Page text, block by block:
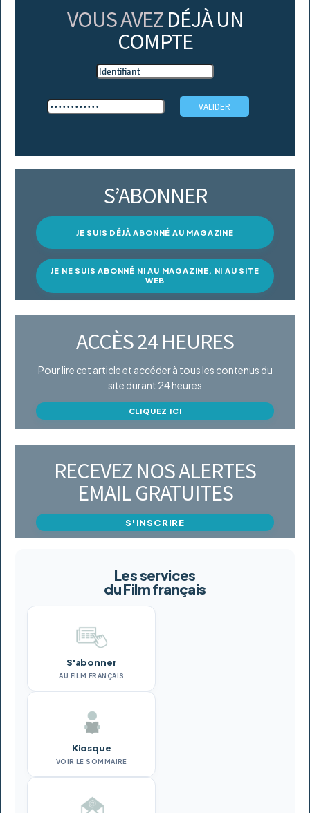
VOUS AVEZ DÉJÀ UN
COMPTE
S’ABONNER
JE SUIS DÉJÀ ABONNÉ AU MAGAZINE
JE NE SUIS ABONNÉ NI AU MAGAZINE, NI AU SITE
WEB
ACCÈS 24 HEURES
Pour lire cet article et accéder à tous les contenus du
site durant 24 heures
CLIQUEZ ICI
RECEVEZ NOS ALERTES
EMAIL GRATUITES
S'INSCRIRE
Les services
du Film français
S'abonner
AU FILM FRANÇAIS
Kiosque
VOIR LE SOMMAIRE